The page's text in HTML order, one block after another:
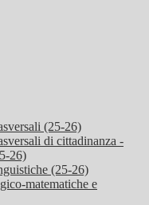
(25-26)
di cittadinanza -
26)
(25-26)
matematiche e